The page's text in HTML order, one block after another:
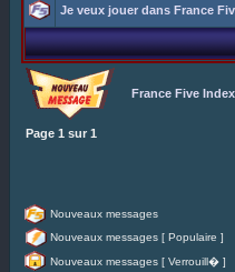
Je veux jouer dans France
France Five
Page 1 sur 1
Nouveaux messages
Nouveaux messages [ Populaire ]
Nouveaux messages [ Verrouill� ]